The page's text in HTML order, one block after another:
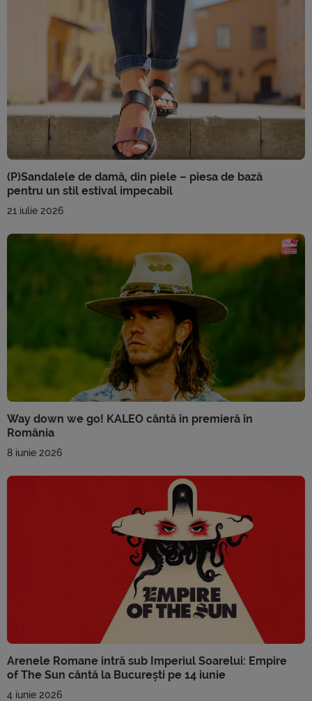
(P)Sandalele de damă, din piele – piesa de bază
pentru un stil estival impecabil
21 iulie 2026
Way down we go! KALEO cântă în premieră în
România
8 iunie 2026
Arenele Romane intră sub Imperiul Soarelui: Empire
of The Sun cântă la București pe 14 iunie
4 iunie 2026